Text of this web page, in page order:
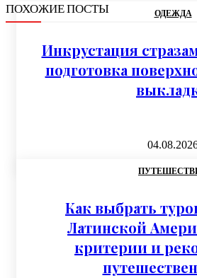
ПОХОЖИЕ ПОСТЫ ОДЕЖДА
Инкрустация
подготовка
Как выбрать
Латинской
критерии и